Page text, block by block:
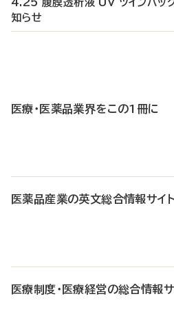
4.25 腹膜透析液 UV ツインバッ
知らせ
医療・医薬品業界をこの1冊に
医薬品産業の英文総合情報サイ
医療制度・医療経営の総合情報サ